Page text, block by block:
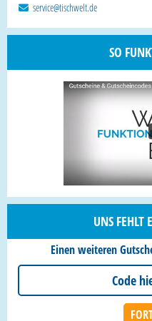
service@tischwelt.de
SO
UNS FEHLT
Einen weiteren